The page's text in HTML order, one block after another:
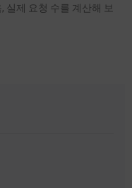
실제 요청 수를 계산해 보